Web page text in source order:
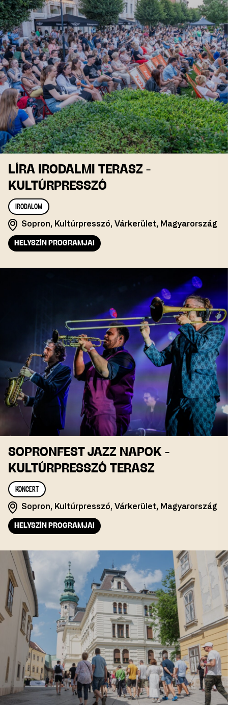
LÍRA IRODALMI TERASZ -
KULTÚRPRESSZÓ
IRODALOM
Sopron, Kultúrpresszó, Várkerület, Magyarország
HELYSZÍN PROGRAMJAI
SOPRONFEST JAZZ NAPOK -
KULTÚRPRESSZÓ TERASZ
KONCERT
Sopron, Kultúrpresszó, Várkerület, Magyarország
HELYSZÍN PROGRAMJAI